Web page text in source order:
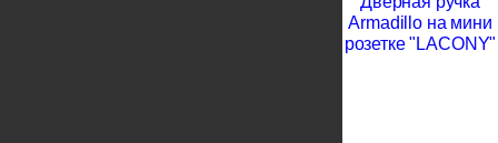
Armadillo на мини
розетке "LACONY"